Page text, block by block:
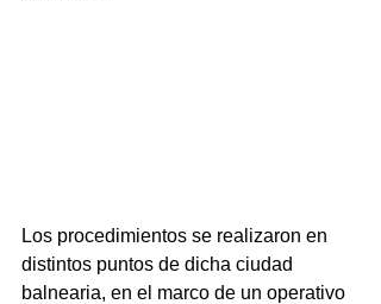
Los procedimientos se realizaron en
distintos puntos de dicha ciudad
balnearia, en el marco de un operativo